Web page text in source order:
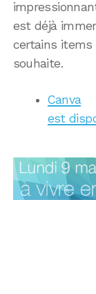
est déjà
certains items
souhaite.
Canva
est